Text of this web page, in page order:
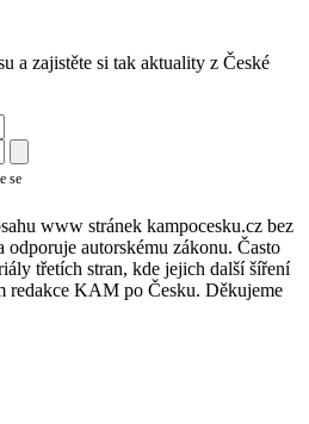
a zajistěte si tak aktuality z České
se
www stránek kampocesku.cz bez
odporuje autorskému zákonu. Často
třetích stran, kde jejich další šíření
redakce KAM po Česku. Děkujeme